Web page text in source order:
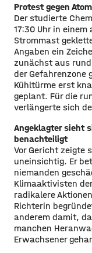
Protest gegen
Der studierte
17:30 Uhr in
Strommast
Angaben ein
zunächst aus
der Gefahrenzone
Kühltürme erst
geplant. Für die
verlängerte sich
Angeklagter sieht
benachteiligt
Vor Gericht zeigte
uneinsichtig. Er
niemanden
Klimaaktivisten
radikalere
Richterin
anderem damit,
manchen
Erwachsener